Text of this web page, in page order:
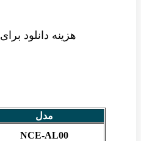
هزینه دانلود برای
مدل
NCE-AL00